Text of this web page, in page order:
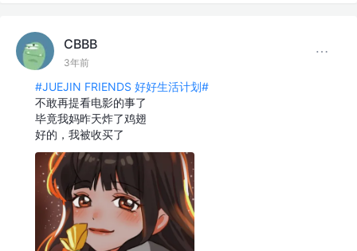
CBBB
3年前
#JUEJIN FRIENDS 好好生活计划#
不敢再提看电影的事了
毕竟我妈昨天炸了鸡翅
好的，我被收买了